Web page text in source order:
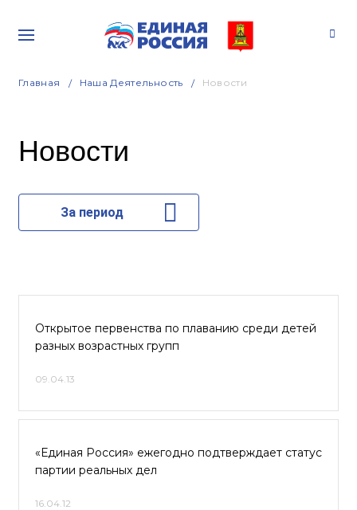
Главная Наша Деятельность Новости
Новости
За период
Открытое первенства по плаванию среди детей
разных возрастных групп
09.04.13
«Единая Россия» ежегодно подтверждает статус
партии реальных дел
16.04.12